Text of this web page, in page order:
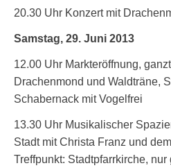
20.30 Uhr Konzert mit
Samstag, 29. Juni 2013
12.00 Uhr Markteröffnung,
Drachenmond und Waldträne,
Schabernack mit Vogelfrei
13.30 Uhr Musikalischer
Stadt mit Christa Franz und
Treffpunkt: Stadtpfarrkirche,